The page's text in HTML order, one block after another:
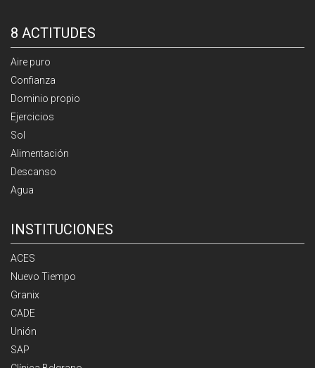
8 ACTITUDES
Aire puro
Confianza
Dominio propio
Ejercicios
Sol
Alimentación
Descanso
Agua
INSTITUCIONES
ACES
Nuevo Tiempo
Granix
CADE
Unión
SAP